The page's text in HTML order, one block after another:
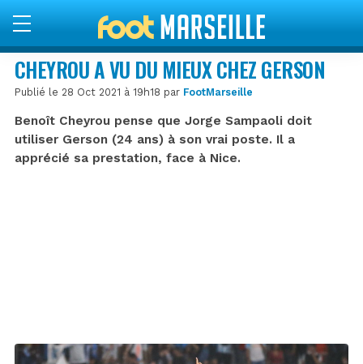
CHEYROU A VU DU MIEUX CHEZ GERSON
Publié le 28 Oct 2021 à 19h18 par FootMarseille
Benoît Cheyrou pense que Jorge Sampaoli doit
utiliser Gerson (24 ans) à son vrai poste. Il a
apprécié sa prestation, face à Nice.